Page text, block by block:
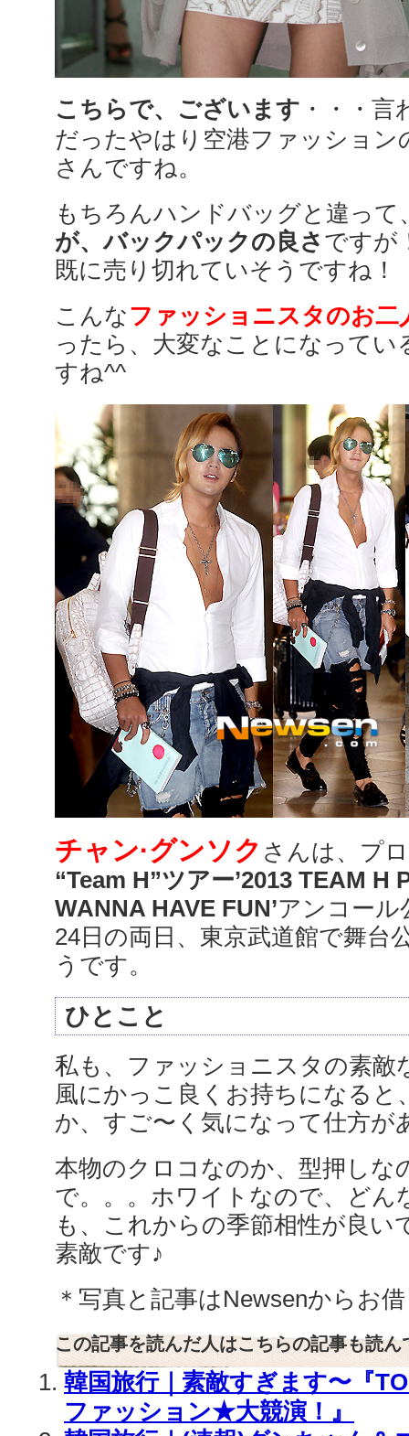
こちらで、ございます ・・・
だったやはり空港ファッション
さんですね。
もちろんハンドバッグと違って
が、バックパックの良さ ですが
既に売り切れていそうですね！
こんなファッショニスタのお二
ったら、大変なことになってい
すね^^
チャン·グンソク さんは、プ
“Team H”ツアー’2013 TEAM H
WANNA HAVE FUN’アンコール
24日の両日、東京武道館で舞台
うです。
ひとこと
私も、ファッショニスタの素敵
風にかっこ良くお持ちになると
か、すご〜く気になって仕方が
本物のクロコなのか、型押しな
で。。。ホワイトなので、どん
も、これからの季節相性が良い
素敵です♪
＊写真と記事はNewsenからお
この記事を読んだ人はこちらの記事も読ん
韓国旅行｜素敵すぎます〜『
ファッション★大競演！』